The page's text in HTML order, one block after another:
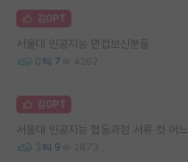
김GPT
서울대 인공지능 면접보신분들
0 7 4262
김GPT
서울대 인공지능 협동과정 서류 컷 어
3 9 2873